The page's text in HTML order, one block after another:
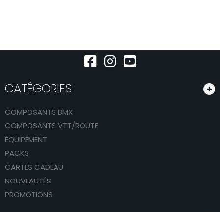
CATÉGORIES
COMPOSANTS BMX
COMPOSANTS VTT/ROUTE
ÉQUIPEMENT
PACKS
CARTES CADEAU
NOUVEAUTÉS
PROMOTIONS